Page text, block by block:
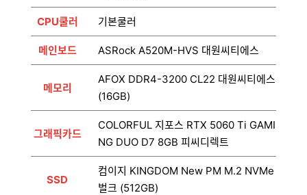
CPU쿨러 기본쿨러
메인보드 ASRock A520M-HVS 대원씨티에스
메모리
AFOX DDR4-3200 CL22 대원씨티에스
(16GB)
그래픽카드
COLORFUL 지포스 RTX 5060 Ti GAMI
NG DUO D7 8GB 피씨디렉트
SSD
컴이지 KINGDOM New PM M.2 NVMe
벌크 (512GB)